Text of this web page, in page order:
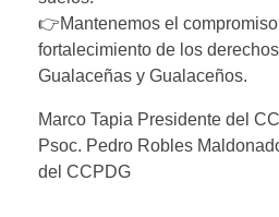
👉Mantenemos el
fortalecimiento de los
Gualaceñas y Gualaceños.
Marco Tapia Presidente del
Psoc. Pedro Robles
del CCPDG